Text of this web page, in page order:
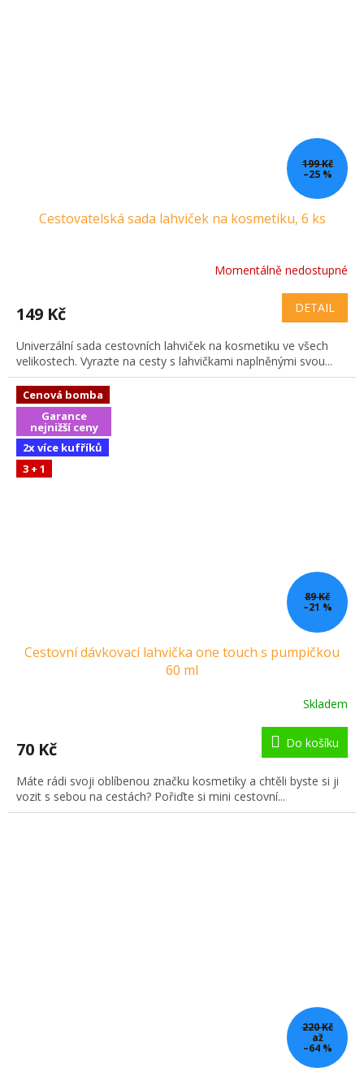
199 Kč
–25 %
Cestovatelská sada lahviček na kosmetiku, 6 ks
Momentálně nedostupné
149 Kč DETAIL
Univerzální sada cestovních lahviček na kosmetiku ve všech
velikostech. Vyrazte na cesty s lahvičkami naplněnými svou...
Cenová bomba
Garance
nejnižší ceny
2x více kufříků
3 + 1
89 Kč
–21 %
Cestovní dávkovací lahvička one touch s pumpičkou
60 ml
Skladem
70 Kč Do košíku
Máte rádi svoji oblíbenou značku kosmetiky a chtěli byste si ji
vozit s sebou na cestách? Pořiďte si mini cestovní...
220 Kč
až
–64 %